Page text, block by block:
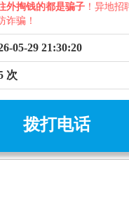
外掏钱的都是骗子 ！异地招
诈骗！
05-29 21:30:20
次
拨打电话